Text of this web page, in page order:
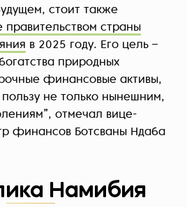
стоит также
правительством страны
в 2025 году. Его цель –
природных
финансовые активы,
не только нынешним,
отмечал вице-
финансов Ботсваны Ндаба
Намибия